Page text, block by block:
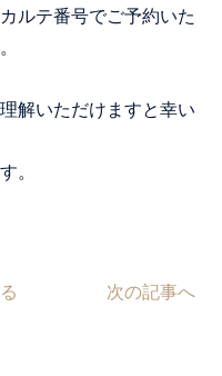
ルテ番号でご予約いた
解いただけますと幸い
。
次の記事へ